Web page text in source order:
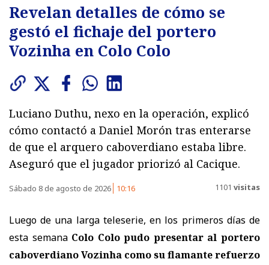
Revelan detalles de cómo se
gestó el fichaje del portero
Vozinha en Colo Colo
Luciano Duthu, nexo en la operación, explicó
cómo contactó a Daniel Morón tras enterarse
de que el arquero caboverdiano estaba libre.
Aseguró que el jugador priorizó al Cacique.
Sábado 8 de agosto de 2026 10:16 1101 visitas
Luego de una larga teleserie, en los primeros días de
esta semana Colo Colo pudo presentar al portero
caboverdiano Vozinha como su flamante refuerzo